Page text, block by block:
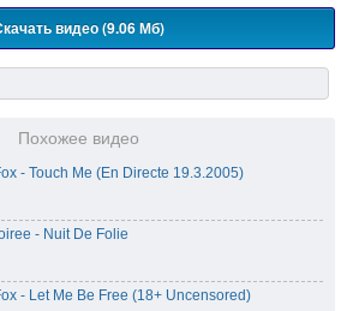
видео (9.06 Мб)
Похожее видео
- Touch Me (En Directe 19.3.2005)
- Nuit De Folie
- Let Me Be Free (18+ Uncensored)